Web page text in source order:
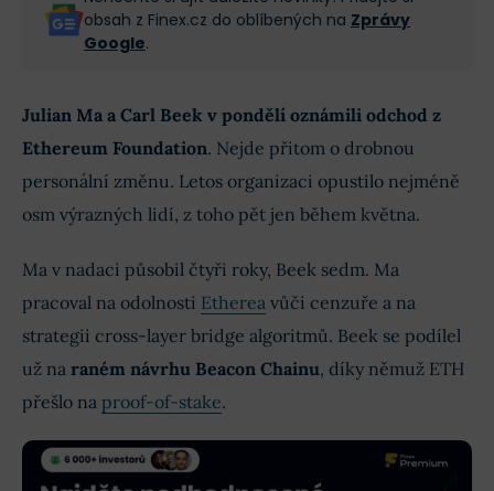
obsah z Finex.cz do oblíbených na Zprávy
Google.
Julian Ma a Carl Beek v pondělí oznámili odchod z
Ethereum Foundation. Nejde přitom o drobnou
personální změnu. Letos organizaci opustilo nejméně
osm výrazných lidí, z toho pět jen během května.
Ma v nadaci působil čtyři roky, Beek sedm. Ma
pracoval na odolnosti Etherea vůči cenzuře a na
strategii cross-layer bridge algoritmů. Beek se podílel
už na raném návrhu Beacon Chainu, díky němuž ETH
přešlo na proof-of-stake.